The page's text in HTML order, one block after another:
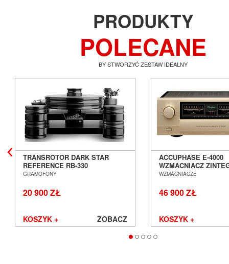
PRODUKTY
POLECANE
BY STWORZYĆ ZESTAW IDEALNY
TRANSROTOR DARK STAR
REFERENCE RB-330
GRAMOFON ANALOGOWY
GRAMOFONY
20 900 ZŁ
KOSZYK + ZOBACZ
ACCUPHASE E-4000
WZMACNIACZ
SALON POZNAŃ
WZMACNIACZE
46 900 ZŁ
KOSZYK +